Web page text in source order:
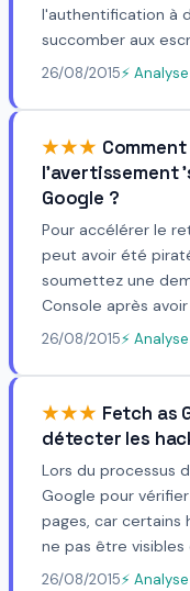
l'authentification à
succomber aux
26/08/2015⚡
★★★
l'avertissement
Google ?
Pour accélérer le
peut avoir été
soumettez une
Console après
26/08/2015⚡
★★★ Fetch as
détecter les
Lors du processus
Google pour
pages, car certains
ne pas être visibles
26/08/2015⚡